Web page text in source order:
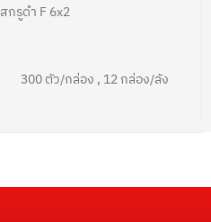
สกรูดำ F 6x2
300 ตัว/กล่อง , 12 กล่อง/ลัง